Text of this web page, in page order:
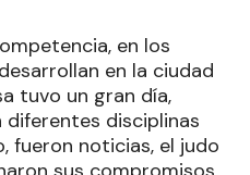
en los
en la ciudad
tuvo un gran día,
diferentes disciplinas
fueron noticias, el judo